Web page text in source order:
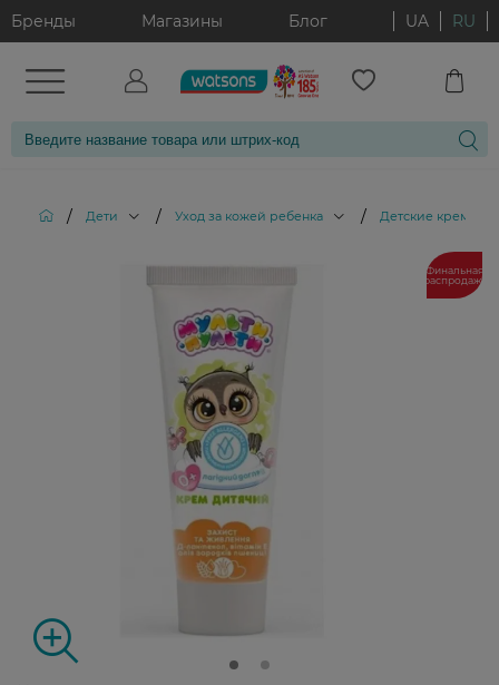
Бренды Магазины Блог UA RU
/ Дети / Уход за кожей ребенка / Детские крема
Финальная
распродажа